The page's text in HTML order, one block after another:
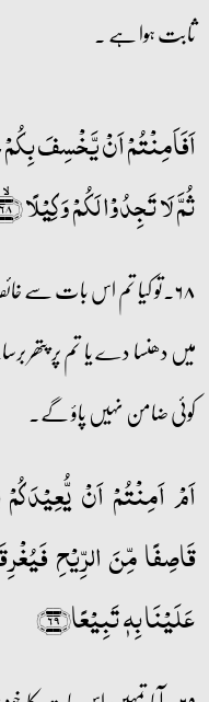
ثابت ہوا ہے ۔
اَفَاَمِنۡتُمۡ اَنۡ یَّخۡسِفَ
ثُمَّ لَا تَجِدُوۡا لَکُمۡ وَکِیۡلًا ﴿ۙ۶۸﴾
۶۸۔تو کیا تم اس بات سے
میں دھنسا دے یا تم پر پتھر
کوئی ضامن نہیں پاؤ گے۔
اَمۡ اَمِنۡتُمۡ اَنۡ
قَاصِفًا مِّنَ الرِّیۡحِ
عَلَیۡنَا بِہٖ تَبِیۡعًا﴿۶۹﴾